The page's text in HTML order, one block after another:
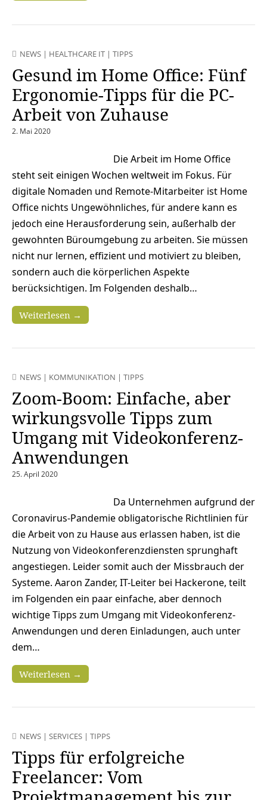
NEWS | HEALTHCARE IT | TIPPS
Gesund im Home Office: Fünf
Ergonomie-Tipps für die PC-
Arbeit von Zuhause
2. Mai 2020
Die Arbeit im Home Office
steht seit einigen Wochen weltweit im Fokus. Für
digitale Nomaden und Remote-Mitarbeiter ist Home
Office nichts Ungewöhnliches, für andere kann es
jedoch eine Herausforderung sein, außerhalb der
gewohnten Büroumgebung zu arbeiten. Sie müssen
nicht nur lernen, effizient und motiviert zu bleiben,
sondern auch die körperlichen Aspekte
berücksichtigen. Im Folgenden deshalb…
Weiterlesen →
NEWS | KOMMUNIKATION | TIPPS
Zoom-Boom: Einfache, aber
wirkungsvolle Tipps zum
Umgang mit Videokonferenz-
Anwendungen
25. April 2020
Da Unternehmen aufgrund der
Coronavirus-Pandemie obligatorische Richtlinien für
die Arbeit von zu Hause aus erlassen haben, ist die
Nutzung von Videokonferenzdiensten sprunghaft
angestiegen. Leider somit auch der Missbrauch der
Systeme. Aaron Zander, IT-Leiter bei Hackerone, teilt
im Folgenden ein paar einfache, aber dennoch
wichtige Tipps zum Umgang mit Videokonferenz-
Anwendungen und deren Einladungen, auch unter
dem…
Weiterlesen →
NEWS | SERVICES | TIPPS
Tipps für erfolgreiche
Freelancer: Vom